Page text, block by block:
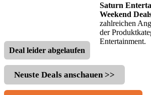
Saturn
Weekend
zahlreichen
der
Entertainment.
Deal leider abgelaufen
Neuste Deals anschauen >>